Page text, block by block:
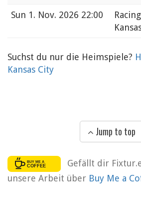
Sun 1. Nov. 2026 22:00
Suchst du nur die Heimspiele?
Kansas City
Jump to top
Gefällt dir
unsere Arbeit über Buy Me a